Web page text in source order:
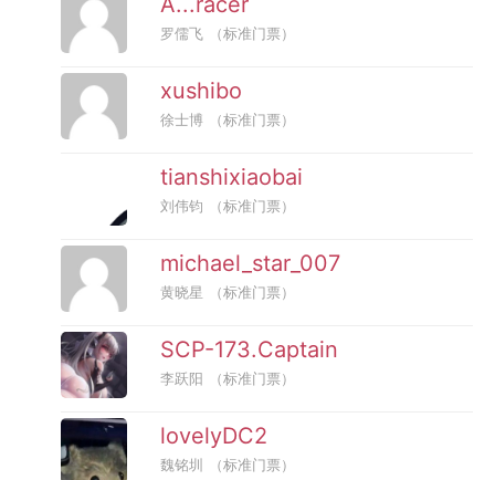
罗儒飞 （标准门票）
xushibo
徐士博 （标准门票）
tianshixiaobai
刘伟钧 （标准门票）
michael_star_007
黄晓星 （标准门票）
SCP-173.Captain
李跃阳 （标准门票）
lovelyDC2
魏铭圳 （标准门票）